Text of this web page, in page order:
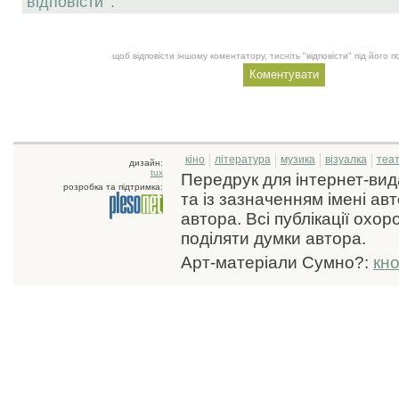
щоб відповісти іншому коментатору, тисніть "відповісти" під його
дизайн:
tux
розробка та підтримка:
кіно література музика візуалка
Передрук для інтернет-
та із зазначенням імені
автора. Всі публікації
поділяти думки автора.
Арт-матеріали Сумно?: